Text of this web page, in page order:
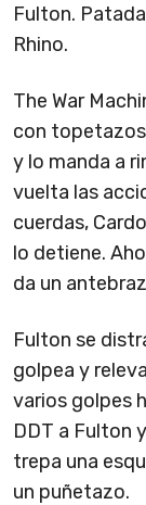
Fulton.
Rhino.
The War
con
y lo manda a
vuelta las
cuerdas,
lo detiene.
da un
Fulton se
golpea y
varios golpes
DDT a Fulton
trepa una
un puñetazo.